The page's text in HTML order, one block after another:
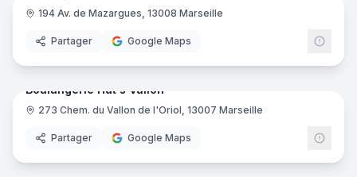
194 Av. de Mazargues, 13008 Marseille
Partager Google Maps
Boulangerie Hat's Vallon
273 Chem. du Vallon de l'Oriol, 13007 Marseille
Partager Google Maps
10